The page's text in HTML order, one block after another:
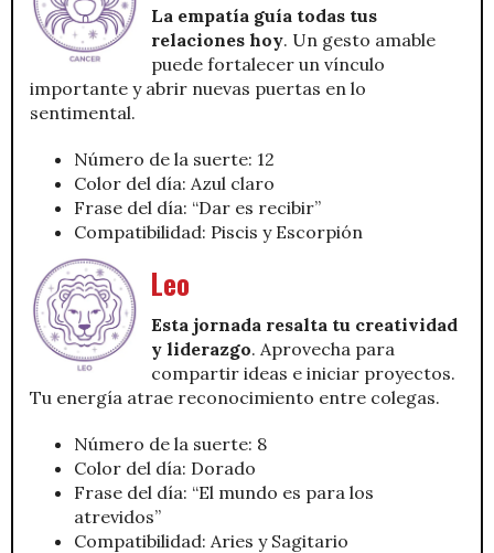
La empatía guía todas tus
relaciones hoy. Un gesto amable
puede fortalecer un vínculo
importante y abrir nuevas puertas en lo
sentimental.
Número de la suerte: 12
Color del día: Azul claro
Frase del día: “Dar es recibir”
Compatibilidad: Piscis y Escorpión
Leo
Esta jornada resalta tu creatividad
y liderazgo. Aprovecha para
compartir ideas e iniciar proyectos.
Tu energía atrae reconocimiento entre colegas.
Número de la suerte: 8
Color del día: Dorado
Frase del día: “El mundo es para los
atrevidos”
Compatibilidad: Aries y Sagitario